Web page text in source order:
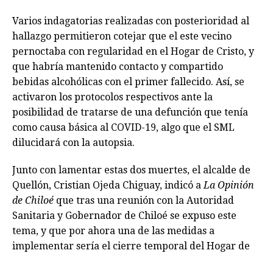
Varios indagatorias realizadas con posterioridad al
hallazgo permitieron cotejar que el este vecino
pernoctaba con regularidad en el Hogar de Cristo, y
que habría mantenido contacto y compartido
bebidas alcohólicas con el primer fallecido. Así, se
activaron los protocolos respectivos ante la
posibilidad de tratarse de una defunción que tenía
como causa básica al COVID-19, algo que el SML
dilucidará con la autopsia.
Junto con lamentar estas dos muertes, el alcalde de
Quellón, Cristian Ojeda Chiguay, indicó aLa Opinión
de Chiloé que tras una reunión con la Autoridad
Sanitaria y Gobernador de Chiloé se expuso este
tema, y que por ahora una de las medidas a
implementar sería el cierre temporal del Hogar de